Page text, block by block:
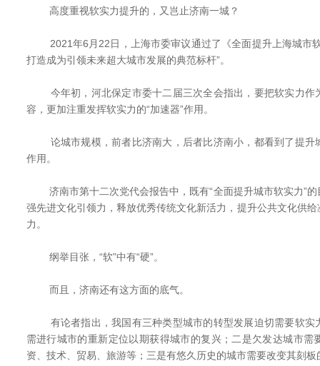
高度重视软实力提升的，又岂止济南一城？
2021年6月22日，上海市委审议通过了《全面提升上海城市软
打造成为引领未来超大城市发展的典范标杆”。
今年初，河北保定市委十二届三次全会指出，要把软实力作
容，更加注重发挥软实力的“加速器”作用。
论城市规模，前者比济南大，后者比济南小，都看到了提升
作用。
济南市第十二次党代会报告中，既有“全面提升城市软实力”的
强先进文化引领力，释放优秀传统文化新活力，提升公共文化供
力。
纲举目张，“软”中有“硬”。
而且，济南还有这方面的底气。
有论者指出，我国有三种类型城市的转型发展迫切需要软实
需进行城市的重新定位以期获得城市的复兴；二是欠发达城市需
资、技术、贸易、旅游等；三是有悠久历史的城市需要改变其刻